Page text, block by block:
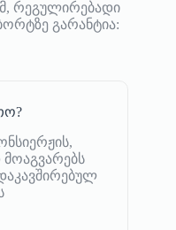
რეგულირებადი
გარანტია: